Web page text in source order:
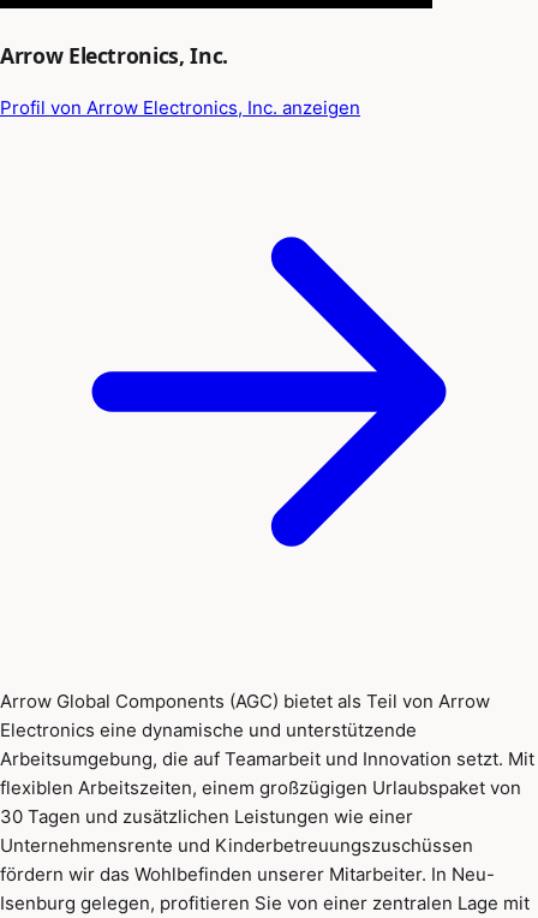
Arrow Electronics, Inc.
Profil von Arrow Electronics, Inc. anzeigen
Arrow Global Components (AGC) bietet als Teil von Arrow
Electronics eine dynamische und unterstützende
Arbeitsumgebung, die auf Teamarbeit und Innovation setzt. Mit
flexiblen Arbeitszeiten, einem großzügigen Urlaubspaket von
30 Tagen und zusätzlichen Leistungen wie einer
Unternehmensrente und Kinderbetreuungszuschüssen
fördern wir das Wohlbefinden unserer Mitarbeiter. In Neu-
Isenburg gelegen, profitieren Sie von einer zentralen Lage mit